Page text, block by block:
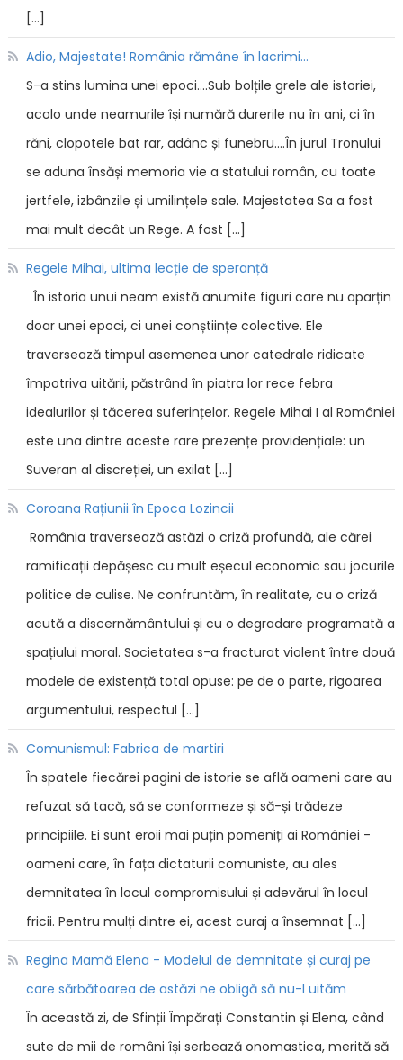
[…]
Adio, Majestate! România rămâne în lacrimi...
S-a stins lumina unei epoci....Sub bolțile grele ale istoriei,
acolo unde neamurile își numără durerile nu în ani, ci în
răni, clopotele bat rar, adânc și funebru....În jurul Tronului
se aduna însăși memoria vie a statului român, cu toate
jertfele, izbânzile și umilințele sale. Majestatea Sa a fost
mai mult decât un Rege. A fost […]
Regele Mihai, ultima lecție de speranță
În istoria unui neam există anumite figuri care nu aparțin
doar unei epoci, ci unei conștiințe colective. Ele
traversează timpul asemenea unor catedrale ridicate
împotriva uitării, păstrând în piatra lor rece febra
idealurilor și tăcerea suferințelor. Regele Mihai I al României
este una dintre aceste rare prezențe providențiale: un
Suveran al discreției, un exilat […]
Coroana Rațiunii în Epoca Lozincii
România traversează astăzi o criză profundă, ale cărei
ramificații depășesc cu mult eșecul economic sau jocurile
politice de culise. Ne confruntăm, în realitate, cu o criză
acută a discernământului și cu o degradare programată a
spațiului moral. Societatea s-a fracturat violent între două
modele de existență total opuse: pe de o parte, rigoarea
argumentului, respectul […]
Comunismul: Fabrica de martiri
În spatele fiecărei pagini de istorie se află oameni care au
refuzat să tacă, să se conformeze și să-și trădeze
principiile. Ei sunt eroii mai puțin pomeniți ai României -
oameni care, în fața dictaturii comuniste, au ales
demnitatea în locul compromisului și adevărul în locul
fricii. Pentru mulți dintre ei, acest curaj a însemnat […]
Regina Mamă Elena - Modelul de demnitate și curaj pe
care sărbătoarea de astăzi ne obligă să nu-l uităm
În această zi, de Sfinții Împărați Constantin și Elena, când
sute de mii de români își serbează onomastica, merită să